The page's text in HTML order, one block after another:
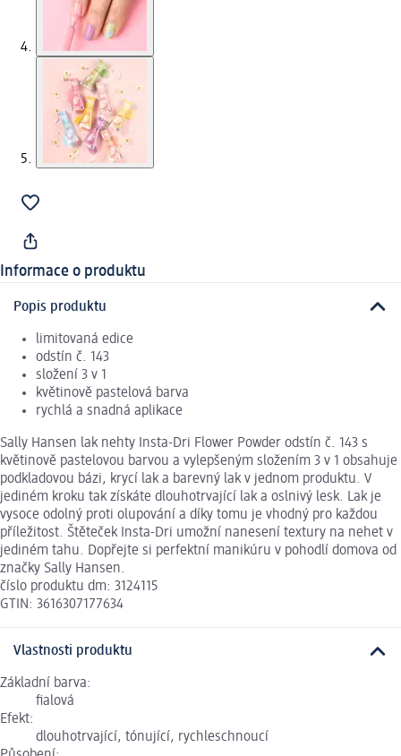
Informace o produktu
Popis produktu
limitovaná edice
odstín č. 143
složení 3 v 1
květinově pastelová barva
rychlá a snadná aplikace
Sally Hansen lak nehty Insta-Dri Flower Powder odstín č. 143 s
květinově pastelovou barvou a vylepšeným složením 3 v 1 obsahuje
podkladovou bázi, krycí lak a barevný lak v jednom produktu. V
jediném kroku tak získáte dlouhotrvající lak a oslnivý lesk. Lak je
vysoce odolný proti olupování a díky tomu je vhodný pro každou
příležitost. Štěteček Insta-Dri umožní nanesení textury na nehet v
jediném tahu. Dopřejte si perfektní manikúru v pohodlí domova od
značky Sally Hansen.
číslo produktu dm: 3124115
GTIN: 3616307177634
Vlastnosti produktu
Základní barva:
fialová
Efekt:
dlouhotrvající, tónující, rychleschnoucí